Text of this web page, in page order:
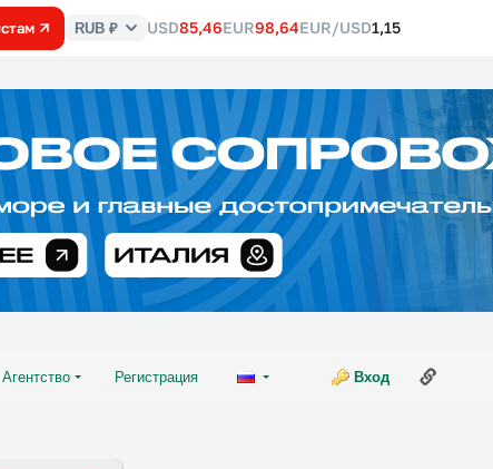
Курс
RUB ₽ USD85,46EUR98,64EUR/USD1,15
Агентство Регистрация Вход